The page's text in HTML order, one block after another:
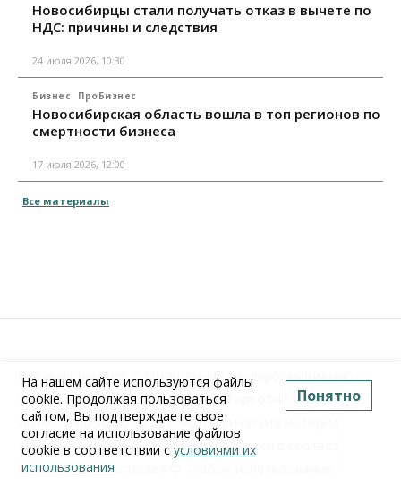
Новосибирцы стали получать отказ в вычете по
НДС: причины и следствия
24 июля 2026, 10:30
Бизнес ПроБизнес
Новосибирская область вошла в топ регионов по
смертности бизнеса
17 июля 2026, 12:00
Все материалы
Вся информация, размещенная на информационно-
аналитическом порталеwww.Infopro54.ru(тексты,
иллюстрации, фотографии, графические материалы,
элементы дизайна, видео), охраняется в соответствии
с законодательством РФ. Любое использование
На нашем сайте используются файлы
cookie. Продолжая пользоваться
сайтом, Вы подтверждаете свое
согласие на использование файлов
cookie в соответствии с условиями их
использования
Понятно